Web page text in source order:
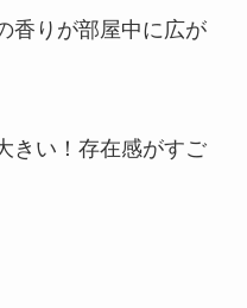
香りが部屋中に広が
きい！存在感がすご